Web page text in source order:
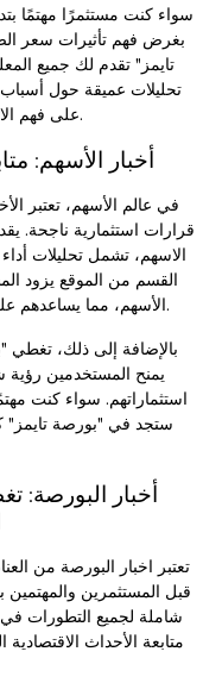
سواء كنت مستثمرًا مهتمًا
بغرض فهم تأثيرات سعر
تايمز" تقدم لك جميع
تحليلات عميقة حول
على فهم الاتجاهات الاقتصادية الأوسع.
أخبار الأسهم:
في عالم الأسهم، تعتبر
قرارات استثمارية ناجحة.
الاسهم، تشمل تحليلات
القسم من الموقع يزود
الأسهم، مما يساعدهم على تحديد الوقت المثالي للبيع أو الشراء.
بالإضافة إلى ذلك، تغطي
يمنح المستخدمين رؤية
استثماراتهم. سواء كنت
ستجد في "بورصة تايمز"
أخبار البورصة:
تعتبر اخبار البورصة من
قبل المستثمرين والمهتمين
شاملة لجميع التطورات
متابعة الأحداث